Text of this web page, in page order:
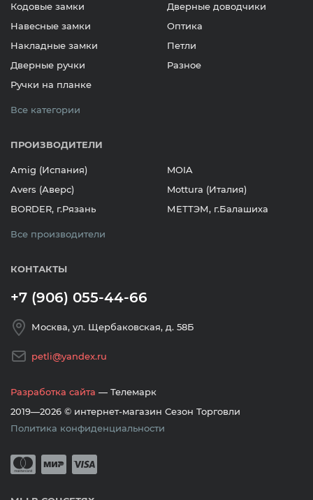
Кодовые замки
Навесные замки
Накладные замки
Дверные ручки
Ручки на планке
Дверные доводчики
Оптика
Петли
Разное
Все категории
ПРОИЗВОДИТЕЛИ
Amig (Испания)
Avers (Аверс)
BORDER, г.Рязань
MOIA
Mottura (Италия)
МЕТТЭМ, г.Балашиха
Все производители
КОНТАКТЫ
+7 (906) 055-44-66
Москва, ул. Щербаковская, д. 58Б
petli@yandex.ru
Разработка сайта — Телемарк
2019—2026 © интернет-магазин Сезон Торговли
Политика конфиденциальности
Принимается оплата банковскими